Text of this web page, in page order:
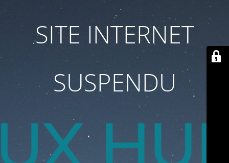
SITE INTERNET
SUSPENDU